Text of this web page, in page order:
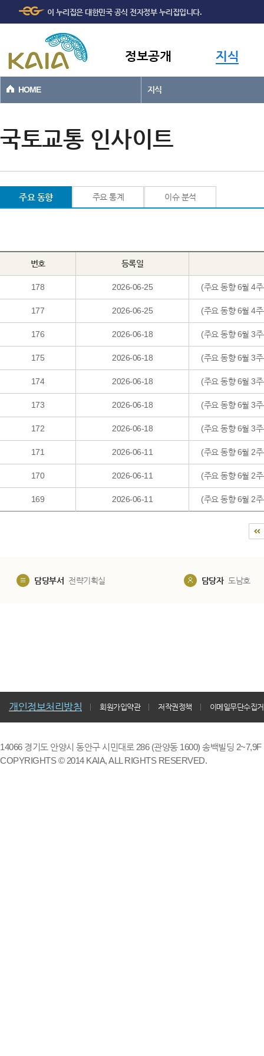
본문바로가기
이 누리집은 대한민국 공식 전자정부 누리집입니다.
정보공개 지식
HOME 지식
국토교통 인사이트
주요 동향 주요 통계 이슈 분석
번호 등록일
178 2026-06-25 (주요 동향 6월 4
177 2026-06-25 (주요 동향 6월 4
176 2026-06-18 (주요 동향 6월 3
175 2026-06-18 (주요 동향 6월 3
174 2026-06-18 (주요 동향 6월 3
173 2026-06-18 (주요 동향 6월 3
172 2026-06-18 (주요 동향 6월 3
171 2026-06-11 (주요 동향 6월 2
170 2026-06-11 (주요 동향 6월 2
169 2026-06-11 (주요 동향 6월 2
담당부서 전략기획실 담당자 도남호
개인정보처리방침 회원가입약관 저작권정책 이메일무단수집
14066 경기도 안양시 동안구 시민대로 286 (관양동 1600) 송백빌딩
COPYRIGHTS © 2014 KAIA, ALL RIGHTS RESERVED.